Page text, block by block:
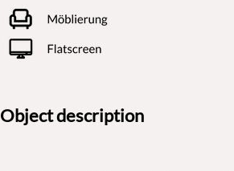
Object description